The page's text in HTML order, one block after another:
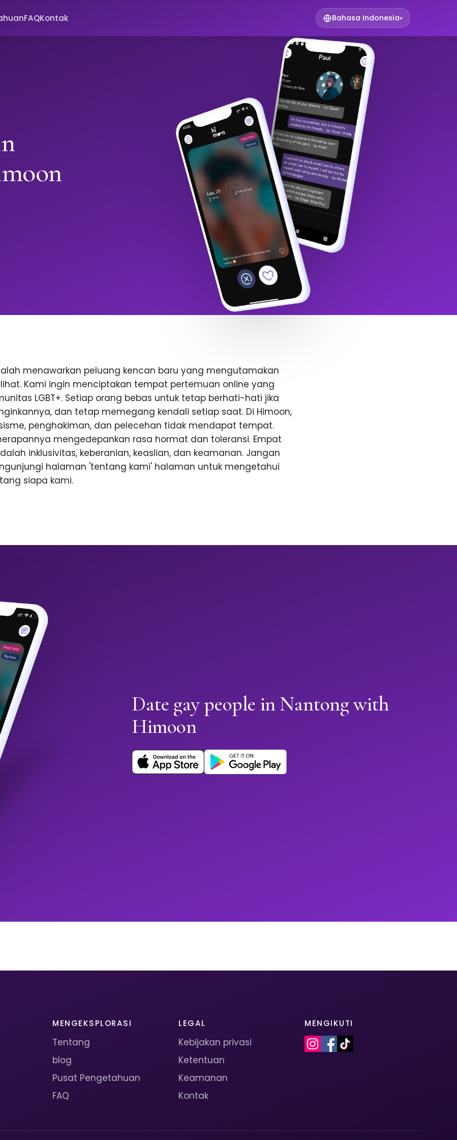
FAQKontak Bahasa Indonesia▾
menawarkan peluang kencan baru yang mengutamakan
Kami ingin menciptakan tempat pertemuan online yang
LGBT+. Setiap orang bebas untuk tetap berhati-hati jika
dan tetap memegang kendali setiap saat. Di Himoon,
penghakiman, dan pelecehan tidak mendapat tempat.
mengedepankan rasa hormat dan toleransi. Empat
inklusivitas, keberanian, keaslian, dan keamanan. Jangan
halaman 'tentang kami' halaman untuk mengetahui
siapa kami.
Date gay people in Nantong with
Himoon
MENGEKSPLORASI
Tentang
blog
Pusat Pengetahuan
FAQ
LEGAL
Kebijakan privasi
Ketentuan
Keamanan
Kontak
MENGIKUTI